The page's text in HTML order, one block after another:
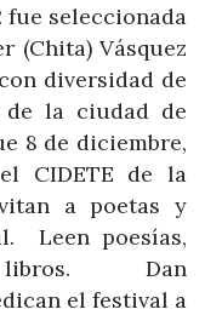
seleccionada
(Chita) Vásquez
diversidad de
de la ciudad de
8 de diciembre,
CIDETE de la
a poetas y
Leen poesías,
libros. Dan
el festival a